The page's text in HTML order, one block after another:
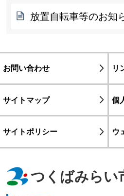
放置自転車等のお知
お問い合わせ リ
サイトマップ 個
サイトポリシー ウ
つくばみらい